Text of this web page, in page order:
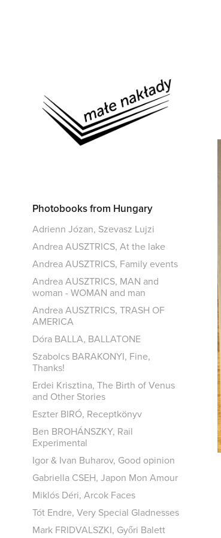
Photobooks from Hungary
Adrienn Józan, Szevasz Lujzi
Andrea AUSZTRICS, At the lake
Andrea AUSZTRICS, Family events
Andrea AUSZTRICS, MAN and
woman - WOMAN and man
Andrea AUSZTRICS, TRASH OF
AMERICA
Dóra BALLA, BALLATONE
Szabolcs BARAKONYI, Fine,
Thanks!
Erdei Krisztina, The Birth of Venus
and Other Stories
Eszter BIRÓ, Receptkönyv
Ben BROHÁNSZKY, Rail
Experimental
Igor & Ivan Buharov, Good opinion
Gabriella CSEH, Japon Mon Amour
Miklós Déri, Arcok Faces
Tót Endre, Very Special Gladnesses
Mark FRIDVALSZKI, Győri Balett